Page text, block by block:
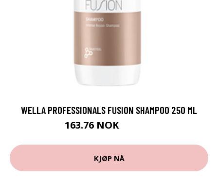
WELLA PROFESSIONALS FUSION SHAMPOO 250 ML
163.76 NOK
KJØP NÅ